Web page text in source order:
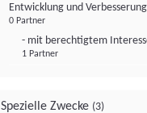
Entwicklung und
0 Partner
- mit berechtigtem
1 Partner
Spezielle Zwecke (3)